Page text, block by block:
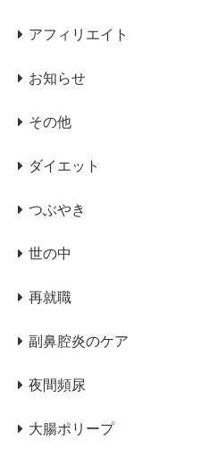
アフィリエイト
お知らせ
その他
ダイエット
つぶやき
世の中
再就職
副鼻腔炎のケア
夜間頻尿
大腸ポリープ